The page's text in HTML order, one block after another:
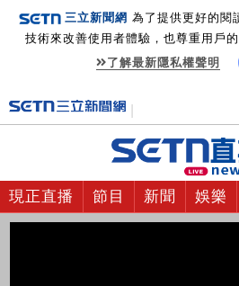
三立新聞網 為了提供更好的閱
技術來改善使用者體驗，也尊重用戶
了解最新隱私權聲明
現正直播 節目 新聞 娛樂